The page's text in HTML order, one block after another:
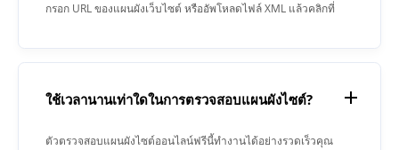
กรอก URL ของแผนผังเว็บไซต์ หรืออัพโหลดไฟล์ XML แล้วคลิกที่
ใช้เวลานานเท่าใดในการตรวจสอบแผนผังไซต์?
ตัวตรวจสอบแผนผังไซต์ออนไลน์ฟรีนี้ทำงานได้อย่างรวดเร็วคุณ